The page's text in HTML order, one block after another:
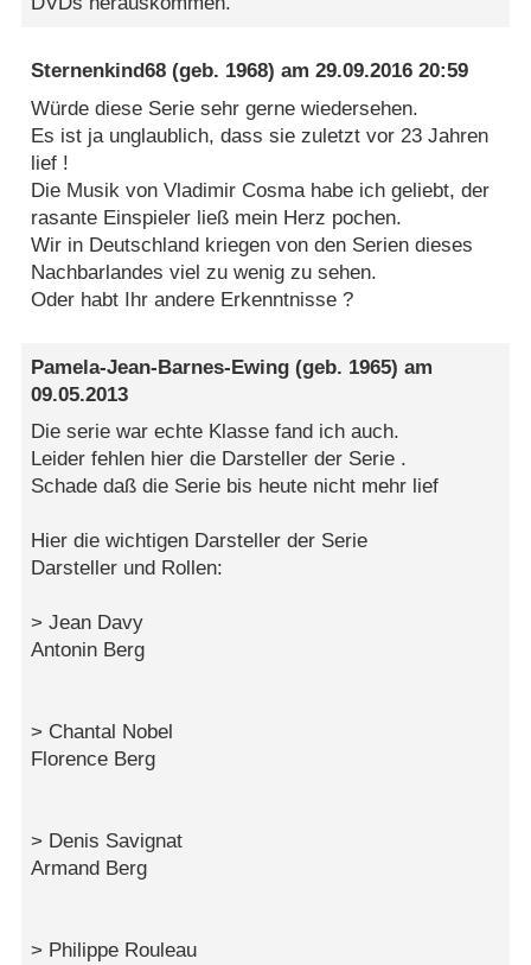
Sternenkind68 (geb. 1968) am29.09.2016 20:59
Würde diese Serie sehr gerne wiedersehen.
Es ist ja unglaublich, dass sie zuletzt vor 23 Jahren
lief !
Die Musik von Vladimir Cosma habe ich geliebt, der
rasante Einspieler ließ mein Herz pochen.
Wir in Deutschland kriegen von den Serien dieses
Nachbarlandes viel zu wenig zu sehen.
Oder habt Ihr andere Erkenntnisse ?
Pamela-Jean-Barnes-Ewing (geb. 1965) am
09.05.2013
Die serie war echte Klasse fand ich auch.
Leider fehlen hier die Darsteller der Serie .
Schade daß die Serie bis heute nicht mehr lief
Hier die wichtigen Darsteller der Serie
Darsteller und Rollen:
> Jean Davy
Antonin Berg
> Chantal Nobel
Florence Berg
> Denis Savignat
Armand Berg
> Philippe Rouleau